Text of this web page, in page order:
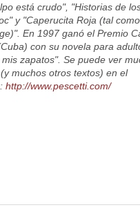
está crudo", "Historias de
y "Caperucita Roja (tal
En 1997 ganó el Premio
con su novela para
zapatos". Se puede ver
muchos otros textos) en el
http://www.pescetti.com/